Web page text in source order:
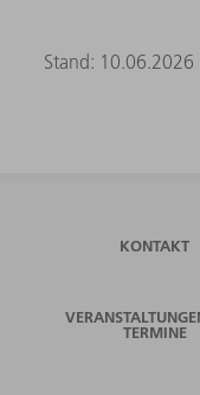
Stand: 10.06.2026
KONTAKT
TERMINE